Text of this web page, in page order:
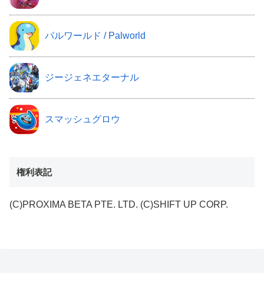
パルワールド / Palworld
ジージェネエターナル
スマッシュグロウ
権利表記
(C)PROXIMA BETA PTE. LTD. (C)SHIFT UP CORP.